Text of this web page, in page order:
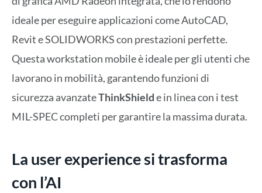
ideale per eseguire applicazioni come AutoCAD,
Revit e SOLIDWORKS con prestazioni perfette.
Questa workstation mobile è ideale per gli utenti che
lavorano in mobilità, garantendo funzioni di
sicurezza avanzateThinkShielde in linea con i test
MIL-SPEC completi per garantire la massima durata.
La user experience si trasforma
con l’AI